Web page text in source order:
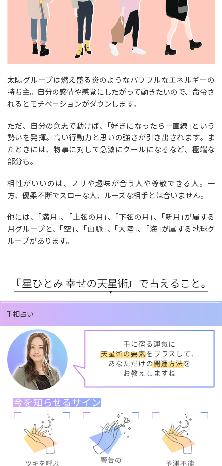
太陽グループは燃え盛る炎のようなパワフルなエネルギーの
持ち主。自分の感情や感覚にしたがって動きたいので、命令さ
れるとモチベーションがダウンします。
ただ、自分の意志で動けば、｢好きになったら一直線｣という
勢いを発揮。高い行動力と思いの強さが引き出されます。ま
たときには、物事に対して急激にクールになるなど、極端な
部分も。
相性がいいのは、ノリや趣味が合う人や尊敬できる人。一
方、優柔不断でスローな人、ルーズな相手とは合いません。
他には、｢満月｣、｢上弦の月｣、｢下弦の月｣、｢新月｣が属する
月グループと、｢空｣、｢山脈｣、｢大陸｣、｢海｣が属する地球グ
ループがあります。
手相占い